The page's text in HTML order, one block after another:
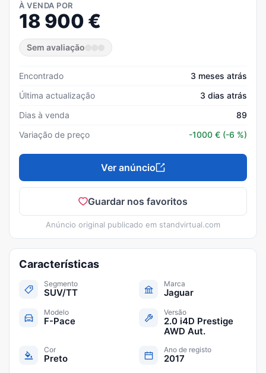
À VENDA POR
18 900 €
Sem avaliação
Encontrado
3 meses atrás
Última actualização
3 dias atrás
Dias à venda
89
Variação de preço
-1000 € (-6 %)
Ver anúncio
Guardar nos favoritos
Anúncio original publicado em standvirtual.com
Características
Segmento
SUV/TT
Marca
Jaguar
Modelo
F-Pace
Versão
2.0 i4D Prestige
AWD Aut.
Cor
Preto
Ano de registo
2017